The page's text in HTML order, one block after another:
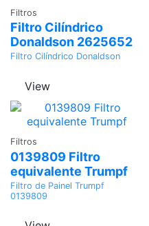
Filtros
Filtro Cilíndrico
Donaldson 2625652
Filtro Cilíndrico Donaldson
View
Filtros
0139809 Filtro
equivalente Trumpf
Filtro de Painel Trumpf
0139809